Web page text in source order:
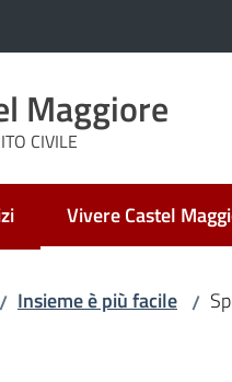
Maggiore
CIVILE
Vivere Castel
Menu selezionato
/ Insieme è più facile /